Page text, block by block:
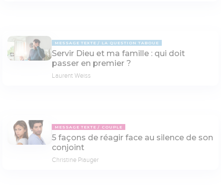
MESSAGE TEXTE LA QUESTION TABOUE
Servir Dieu et ma famille : qui doit
passer en premier ?
Laurent Weiss
MESSAGE TEXTE COUPLE
5 façons de réagir face au silence de son
conjoint
Christine Piauger